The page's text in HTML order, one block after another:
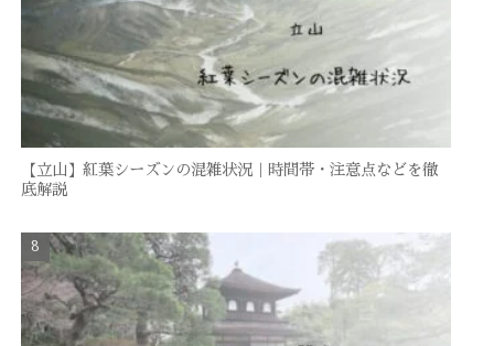
【立山】紅葉シーズンの混雑状況｜時間帯・注意点などを徹
底解説